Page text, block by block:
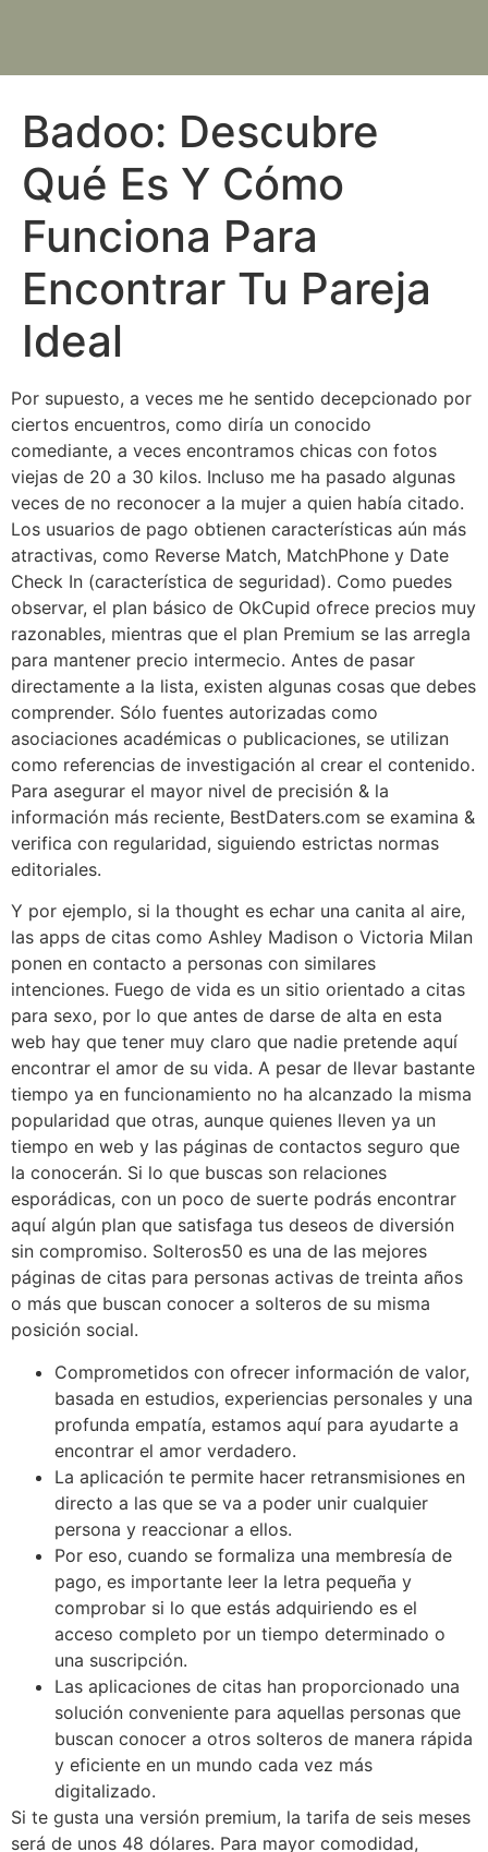
Badoo: Descubre
Qué Es Y Cómo
Funciona Para
Encontrar Tu Pareja
Ideal
Por supuesto, a veces me he sentido decepcionado por
ciertos encuentros, como diría un conocido
comediante, a veces encontramos chicas con fotos
viejas de 20 a 30 kilos. Incluso me ha pasado algunas
veces de no reconocer a la mujer a quien había citado.
Los usuarios de pago obtienen características aún más
atractivas, como Reverse Match, MatchPhone y Date
Check In (característica de seguridad). Como puedes
observar, el plan básico de OkCupid ofrece precios muy
razonables, mientras que el plan Premium se las arregla
para mantener precio intermecio. Antes de pasar
directamente a la lista, existen algunas cosas que debes
comprender. Sólo fuentes autorizadas como
asociaciones académicas o publicaciones, se utilizan
como referencias de investigación al crear el contenido.
Para asegurar el mayor nivel de precisión & la
información más reciente, BestDaters.com se examina &
verifica con regularidad, siguiendo estrictas normas
editoriales.
Y por ejemplo, si la thought es echar una canita al aire,
las apps de citas como Ashley Madison o Victoria Milan
ponen en contacto a personas con similares
intenciones. Fuego de vida es un sitio orientado a citas
para sexo, por lo que antes de darse de alta en esta
web hay que tener muy claro que nadie pretende aquí
encontrar el amor de su vida. A pesar de llevar bastante
tiempo ya en funcionamiento no ha alcanzado la misma
popularidad que otras, aunque quienes lleven ya un
tiempo en web y las páginas de contactos seguro que
la conocerán. Si lo que buscas son relaciones
esporádicas, con un poco de suerte podrás encontrar
aquí algún plan que satisfaga tus deseos de diversión
sin compromiso. Solteros50 es una de las mejores
páginas de citas para personas activas de treinta años
o más que buscan conocer a solteros de su misma
posición social.
Comprometidos con ofrecer información de valor,
basada en estudios, experiencias personales y una
profunda empatía, estamos aquí para ayudarte a
encontrar el amor verdadero.
La aplicación te permite hacer retransmisiones en
directo a las que se va a poder unir cualquier
persona y reaccionar a ellos.
Por eso, cuando se formaliza una membresía de
pago, es importante leer la letra pequeña y
comprobar si lo que estás adquiriendo es el
acceso completo por un tiempo determinado o
una suscripción.
Las aplicaciones de citas han proporcionado una
solución conveniente para aquellas personas que
buscan conocer a otros solteros de manera rápida
y eficiente en un mundo cada vez más
digitalizado.
Si te gusta una versión premium, la tarifa de seis meses
será de unos 48 dólares. Para mayor comodidad,